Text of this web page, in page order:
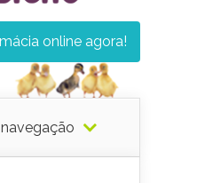
online agora!